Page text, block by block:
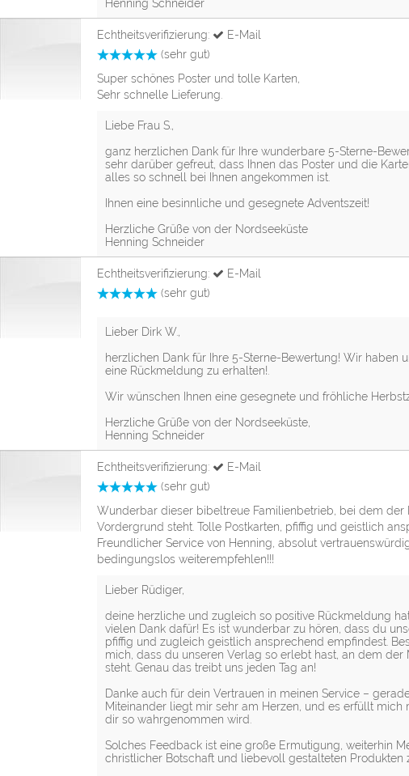
Henning Schneider
(sehr gut)
Echtheitsverifizierung: E-Mail
Super schönes Poster und tolle Karten,
Sehr schnelle Lieferung.
Liebe Frau S.,
ganz herzlichen Dank für Ihre wunderbare 5-Sterne-
sehr darüber gefreut, dass Ihnen das Poster und die
alles so schnell bei Ihnen angekommen ist.
Ihnen eine besinnliche und gesegnete Adventszeit!
Herzliche Grüße von der Nordseeküste
Henning Schneider
(sehr gut)
Echtheitsverifizierung: E-Mail
Lieber Dirk W.,
herzlichen Dank für Ihre 5-Sterne-Bewertung! Wir haben
eine Rückmeldung zu erhalten!.
Wir wünschen Ihnen eine gesegnete und fröhliche
Herzliche Grüße von der Nordseeküste,
Henning Schneider
(sehr gut)
Echtheitsverifizierung: E-Mail
Wunderbar dieser bibeltreue Familienbetrieb, bei dem der
Vordergrund steht. Tolle Postkarten, pfiffig und geistlich
Freundlicher Service von Henning, absolut
bedingungslos weiterempfehlen!!!
Lieber Rüdiger,
deine herzliche und zugleich so positive Rückmeldung
vielen Dank dafür! Es ist wunderbar zu hören, dass du
pfiffig und zugleich geistlich ansprechend empfindest.
mich, dass du unseren Verlag so erlebt hast, an dem der
steht. Genau das treibt uns jeden Tag an!
Danke auch für dein Vertrauen in meinen Service –
Miteinander liegt mir sehr am Herzen, und es erfüllt mich
dir so wahrgenommen wird.
Solches Feedback ist eine große Ermutigung, weiterhin
christlicher Botschaft und liebevoll gestalteten Produkten